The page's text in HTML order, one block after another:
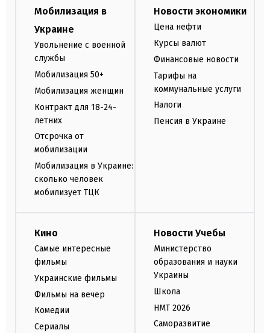
Мобилизация в
Украине
Увольнение с военной
службы
Мобилизация 50+
Мобилизация женщин
Контракт для 18-24-
летних
Отсрочка от
мобилизации
Мобилизация в Украине:
сколько человек
мобилизует ТЦК
Новости экономики
Цена нефти
Курсы валют
Финансовые новости
Тарифы на
коммунальные услуги
Налоги
Пенсия в Украине
Кино
Самые интересные
фильмы
Украинские фильмы
Фильмы на вечер
Комедии
Сериалы
Новости Учебы
Министерство
образования и науки
Украины
Школа
НМТ 2026
Саморазвитие